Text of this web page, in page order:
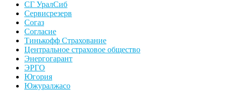
СГ УралСиб
Сервисрезерв
Согаз
Согласие
Тинькофф Страхование
Центральное страховое общество
Энергогарант
ЭРГО
Югория
Южуралжасо